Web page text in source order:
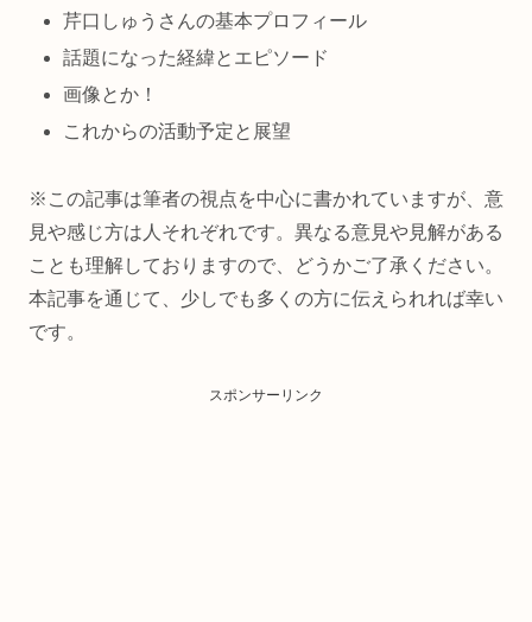
芹口しゅうさんの基本プロフィール
話題になった経緯とエピソード
画像とか！
これからの活動予定と展望
※この記事は筆者の視点を中心に書かれていますが、意
見や感じ方は人それぞれです。異なる意見や見解がある
ことも理解しておりますので、どうかご了承ください。
本記事を通じて、少しでも多くの方に伝えられれば幸い
です。
スポンサーリンク